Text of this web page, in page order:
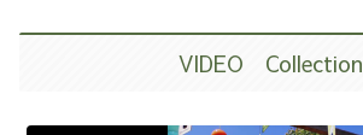
VIDEO Collection